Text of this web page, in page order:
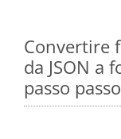
Convertire
da JSON a
passo passo